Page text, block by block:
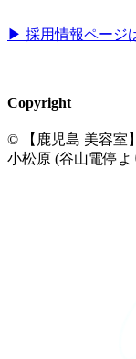
▶︎ 採用情報ページ
Copyright
© 【鹿児島 美容室
小松原 (谷山電停